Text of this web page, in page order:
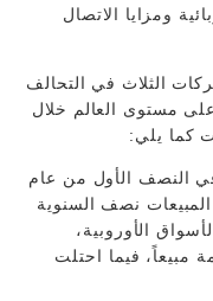
ومزايا الاتصال
الثلاث في التحالف
مستوى العالم خلال
كما يلي:
مركبة في النصف الأول من عام
المبيعات نصف السنوية
الأوروبية،
مبيعاً، فيما احتلت